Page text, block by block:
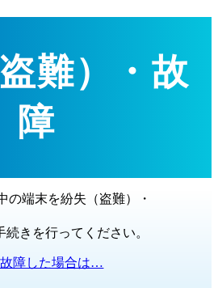
難）・故
障
の端末を紛失 （盗難）
・
続きを行ってください。
障した場合は…